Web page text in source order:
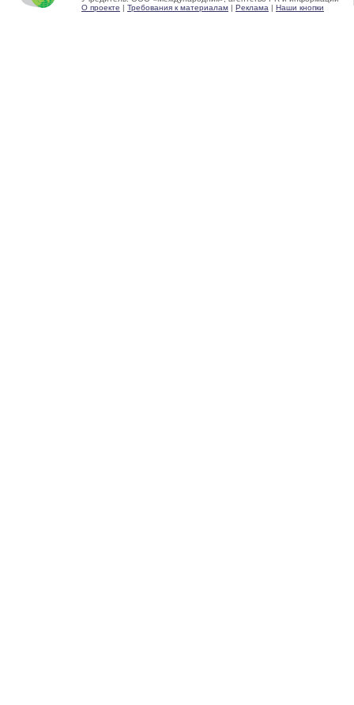
О проекте | Требования к материалам | Реклама | Наши кнопки